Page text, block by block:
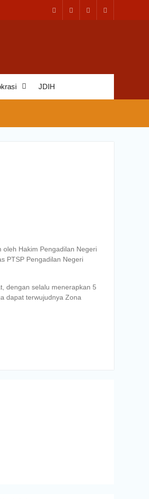
JDIH
oleh Hakim Pengadilan Negeri
PTSP Pengadilan Negeri
dengan selalu menerapkan 5
dapat terwujudnya Zona